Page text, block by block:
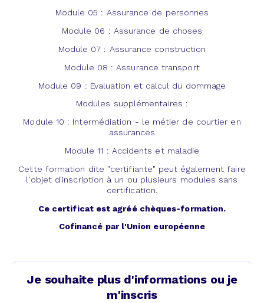
Module 05 : Assurance de personnes
Module 06 : Assurance de choses
Module 07 : Assurance construction
Module 08 : Assurance transport
Module 09 : Evaluation et calcul du dommage
Modules supplémentaires :
Module 10 : Intermédiation - le métier de courtier en
assurances
Module 11 : Accidents et maladie
Cette formation dite "certifiante" peut également faire
l'objet d'inscription à un ou plusieurs modules sans
certification.
Ce certificat est agréé chèques-formation.
Cofinancé par l'Union européenne
Je souhaite plus d'informations ou je
m'inscris